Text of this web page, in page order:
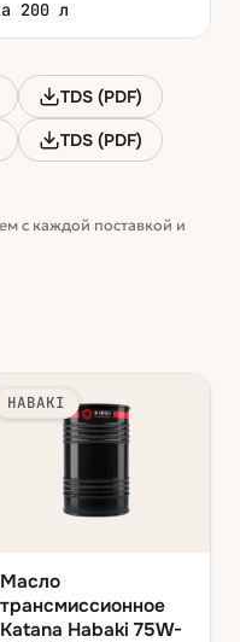
200 л
TDS (PDF)
TDS (PDF)
с каждой поставкой и
HABAKI
Масло
трансмиссионное
Katana Habaki 75W-